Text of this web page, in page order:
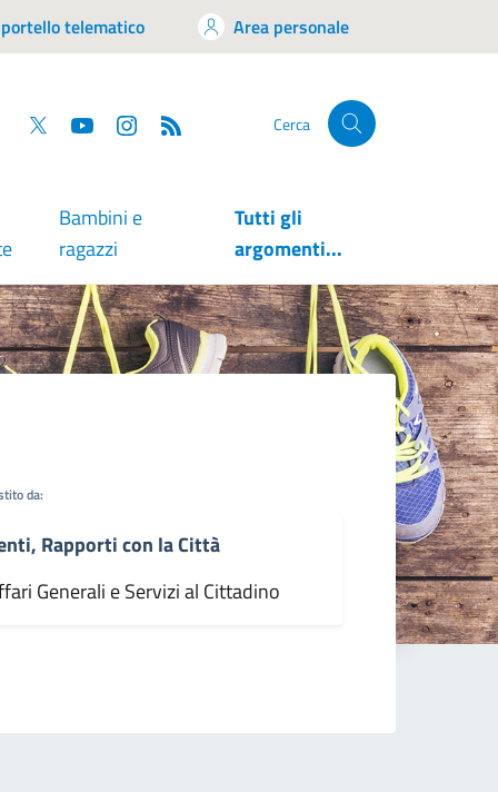
telematico Area personale
Facebook
Twitter YouTube Cerca
Bambini e
ragazzi
Tutti gli
argomenti...
da:
Rapporti con la Città
Generali e Servizi al Cittadino